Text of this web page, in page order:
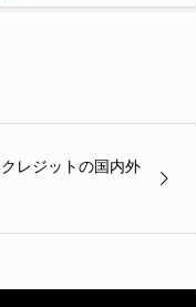
レジットの国内外